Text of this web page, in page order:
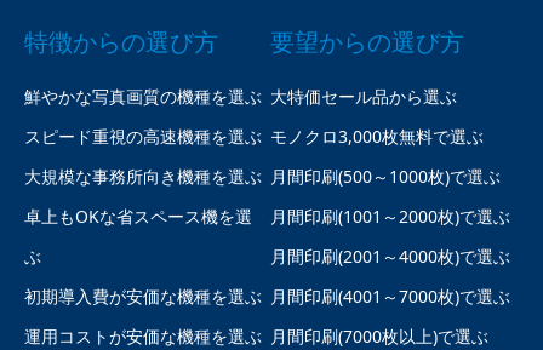
特徴からの選び方
鮮やかな写真画質の機種を選ぶ
スピード重視の高速機種を選ぶ
大規模な事務所向き機種を選ぶ
卓上もOKな省スペース機を選
ぶ
初期導入費が安価な機種を選ぶ
運用コストが安価な機種を選ぶ
要望からの選び方
大特価セール品から選ぶ
モノクロ3,000枚無料で選ぶ
月間印刷(500～1000枚)で選ぶ
月間印刷(1001～2000枚)で選ぶ
月間印刷(2001～4000枚)で選ぶ
月間印刷(4001～7000枚)で選ぶ
月間印刷(7000枚以上)で選ぶ